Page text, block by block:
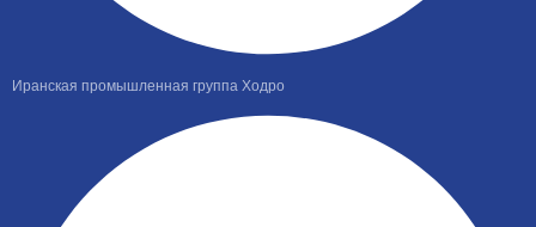
Иранская промышленная группа Ходро